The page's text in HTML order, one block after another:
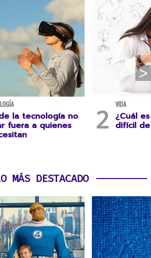
la tecnología no
fuera a quienes
VIDA
¿Cuál
difícil
MÁS DESTACADO